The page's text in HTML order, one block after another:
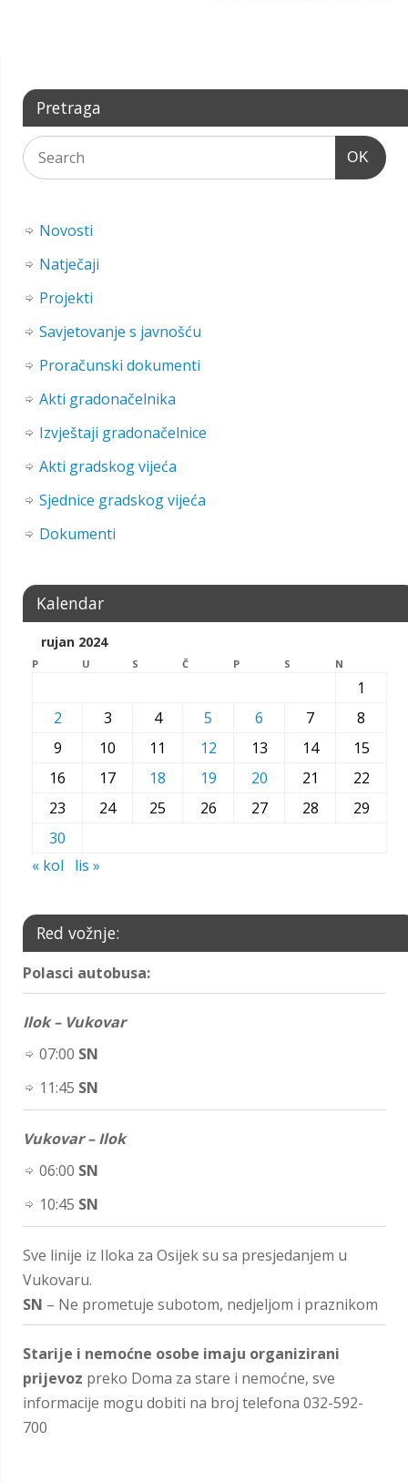
Pretraga
OK
Novosti
Natječaji
Projekti
Savjetovanje s javnošću
Proračunski dokumenti
Akti gradonačelnika
Izvještaji gradonačelnice
Akti gradskog vijeća
Sjednice gradskog vijeća
Dokumenti
Kalendar
rujan 2024
P U S Č P S N
1
2
3 4 5 6 7
8
9
10 11 12 13 14
15
16
17 18 19 20 21
22
23
24 25 26 27 28
29
30
« kol
lis »
Red vožnje:
Polasci autobusa:
Ilok – Vukovar
07:00 SN
11:45 SN
Vukovar – Ilok
06:00 SN
10:45 SN
Sve linije iz Iloka za Osijek su sa presjedanjem u
Vukovaru.
SN – Ne prometuje subotom, nedjeljom i praznikom
Starije i nemoćne osobe imaju organizirani
prijevoz preko Doma za stare i nemoćne, sve
informacije mogu dobiti na broj telefona 032-592-
700